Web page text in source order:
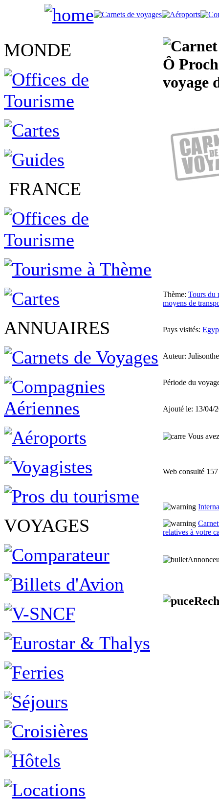
MONDE
FRANCE
ANNUAIRES
VOYAGES
Ô
voyage
Thème: Tours du
moyens de
Pays visités:
Auteur:
Période du
Ajouté le: 13/04/
Vous
Web consulté
relatives à votre